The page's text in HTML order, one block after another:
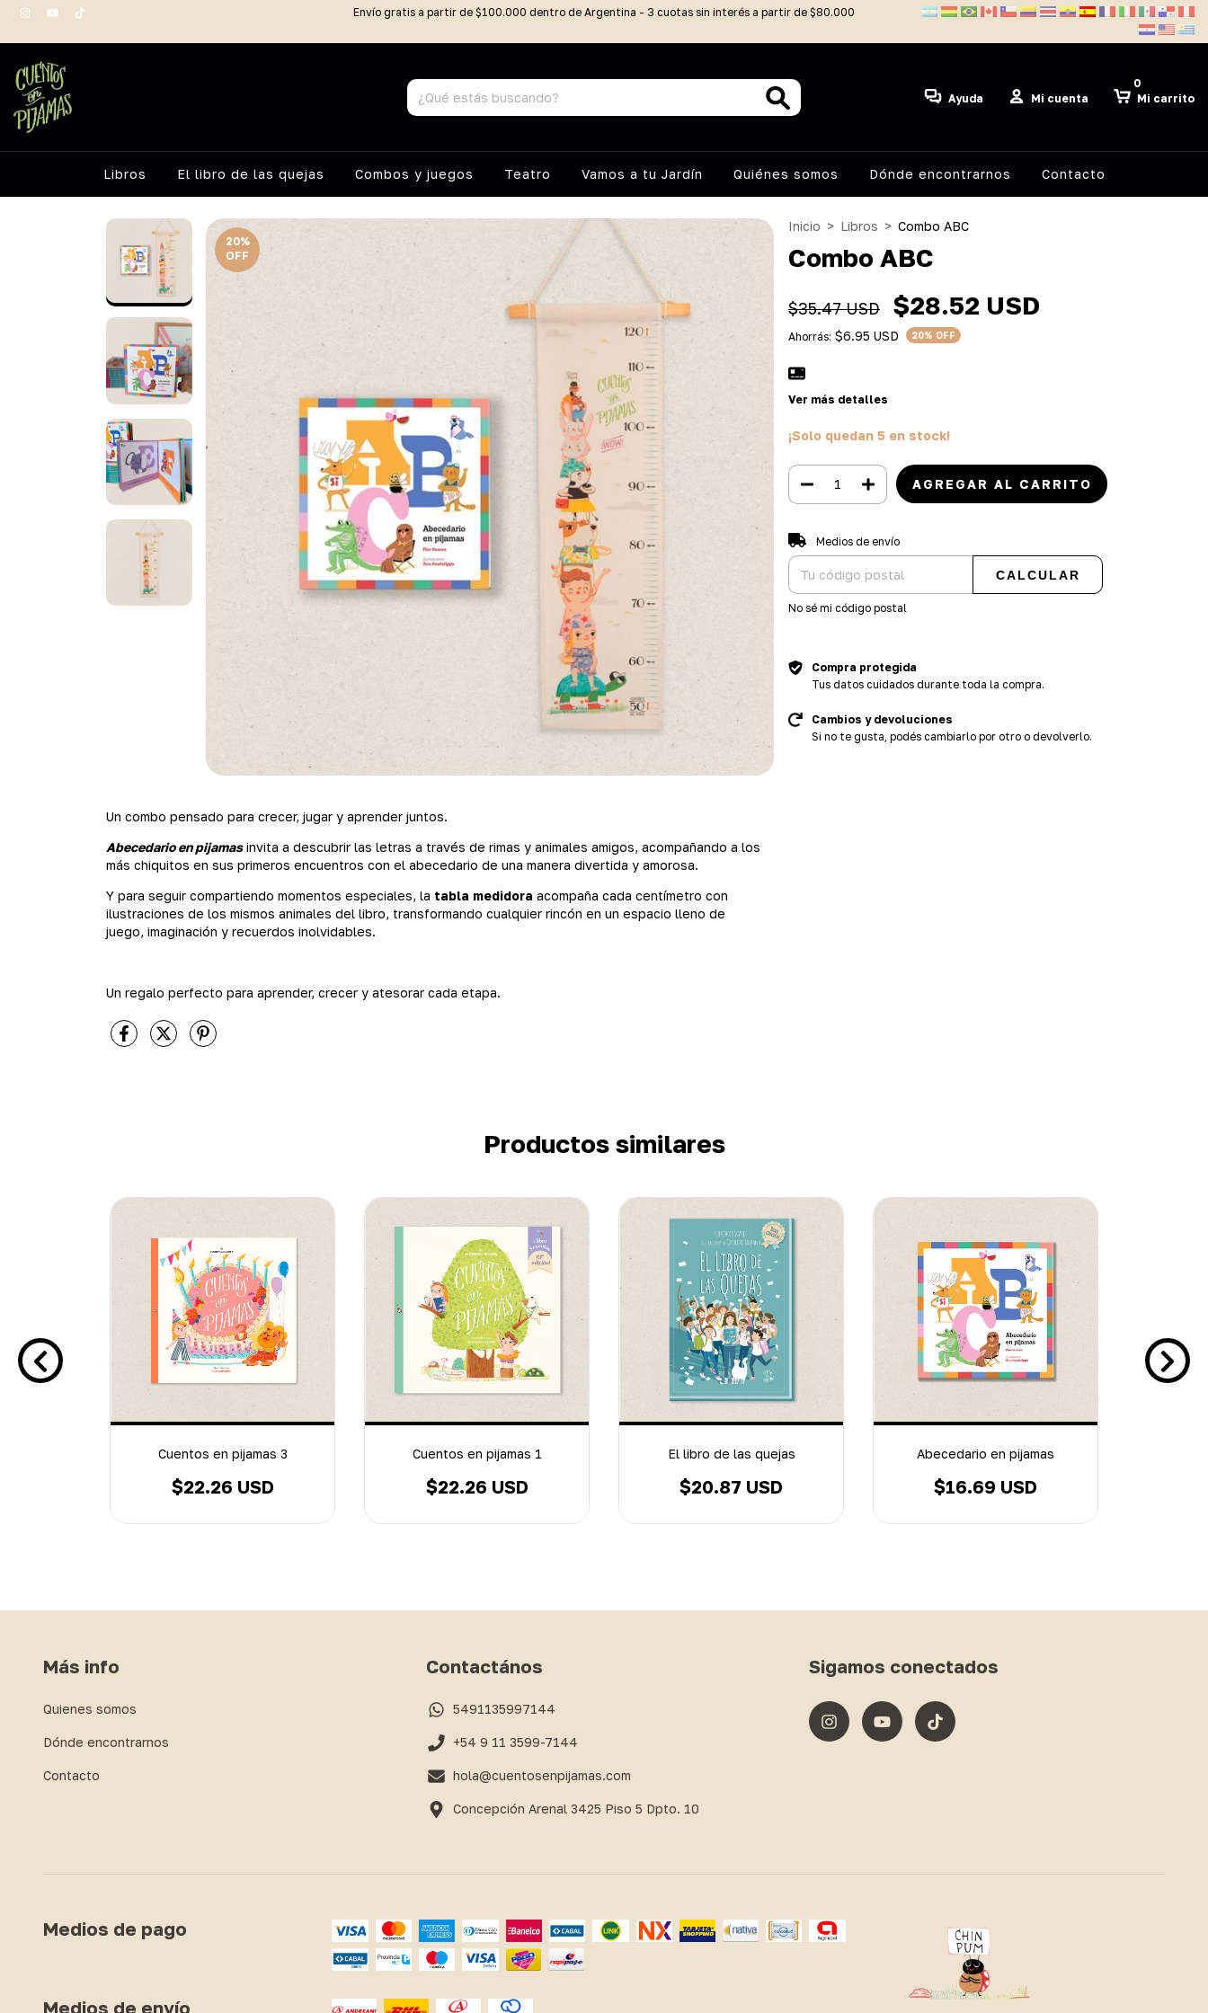
Envío gratis a partir de $100.000 dentro de Argentina - 3 cuotas sin interés a partir de $80.000
Ayuda Mi cuenta Mi carrito
0
Libros El libro de las quejas Combos y juegos Teatro Vamos a tu Jardín Quiénes somos Dónde encontrarnos Contacto
20%
OFF
Un combo pensado para crecer, jugar y aprender juntos.
Abecedario en pijamasinvita a descubrir las letras a través de rimas y animales amigos, acompañando a los
más chiquitos en sus primeros encuentros con el abecedario de una manera divertida y amorosa.
Y para seguir compartiendo momentos especiales, la tabla medidora acompaña cada centímetro con
ilustraciones de los mismos animales del libro, transformando cualquier rincón en un espacio lleno de
juego, imaginación y recuerdos inolvidables.
Un regalo perfecto para aprender, crecer y atesorar cada etapa.
Inicio > Libros > Combo ABC
Combo ABC
$35.47 USD $28.52 USD
Ahorrás: $6.95 USD 20% OFF
Ver más detalles
¡Solo quedan 5 en stock!
Entregas para el CP:
Medios de envío
CALCULAR
No sé mi código postal
Compra protegida
Tus datos cuidados durante toda la compra.
Cambios y devoluciones
Si no te gusta, podés cambiarlo por otro o devolverlo.
Productos similares
Cuentos en pijamas 3
$22.26 USD
Cuentos en pijamas 1
$22.26 USD
El libro de las quejas
$20.87 USD
Abecedario en pijamas
$16.69 USD
Más info
Quienes somos
Dónde encontrarnos
Contacto
Contactános
5491135997144
+54 9 11 3599-7144
hola@cuentosenpijamas.com
Concepción Arenal 3425 Piso 5 Dpto. 10
Sigamos conectados
Medios de pago
Medios de envío